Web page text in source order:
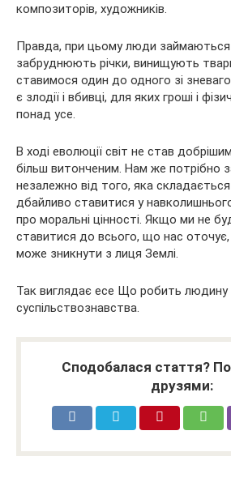
композиторів, художників.
Правда, при цьому люди займаються
забруднюють річки, винищують
ставимося один до одного зі
є злодії і вбивці, для яких гроші і
понад усе.
В ході еволюції світ не став
більш витонченим. Нам же потрібно
незалежно від того, яка
дбайливо ставитися у
про моральні цінності. Якщо ми не
ставитися до всього, що нас
може зникнути з лиця Землі.
Так виглядає есе Що робить
суспільствознавства.
Сподобалася стаття?
друзями: